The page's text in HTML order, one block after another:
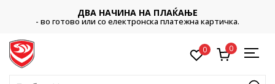
ДВА НАЧИНА НА ПЛАЌАЊЕ
- во готово или со електронска платежна картичка.
0 0